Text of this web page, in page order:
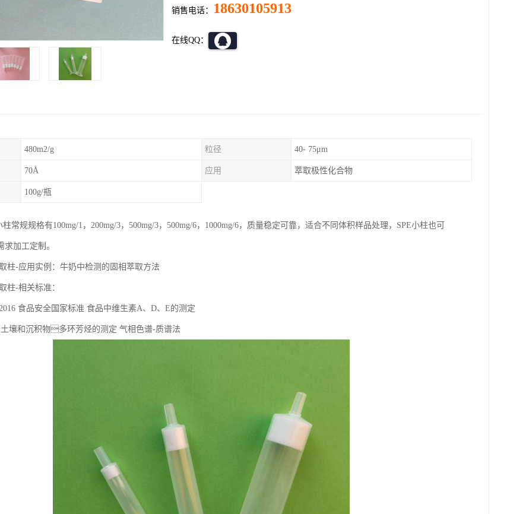
销售电话： 18630105913
在线QQ：
480m2/g 粒径 40- 75μm
70Å 应用 萃取极性化合物
100g/瓶
柱常规规格有100mg/1，200mg/3，500mg/3，500mg/6，1000mg/6，质量稳定可靠，适合不同体积样品处理，SPE小柱也可
求加工定制。
柱-应用实例：牛奶中检测的固相萃取方法
柱-相关标准：
⻝品安全国家标准 ⻝品中维⽣素A、D、E的测定
⼟壤和沉积物多环芳烃的测定 ⽓相⾊谱-质谱法